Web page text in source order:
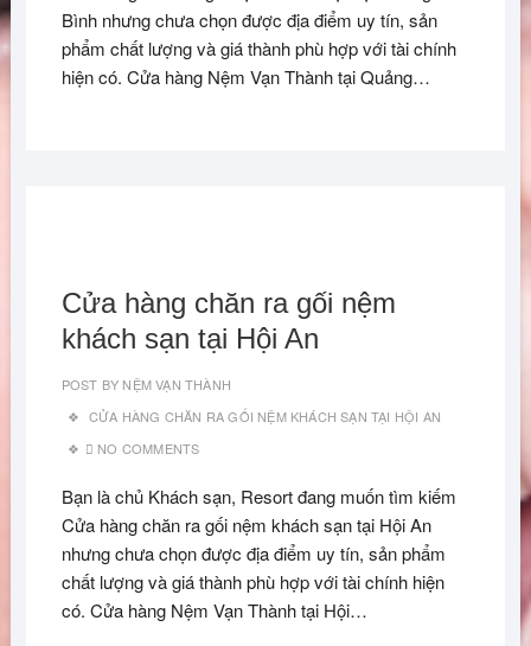
Bình nhưng chưa chọn được địa điểm uy tín, sản
phẩm chất lượng và giá thành phù hợp với tài chính
hiện có. Cửa hàng Nệm Vạn Thành tại Quảng…
Cửa hàng chăn ra gối nệm
khách sạn tại Hội An
POST BY NỆM VẠN THÀNH
CỬA HÀNG CHĂN RA GỐI NỆM KHÁCH SẠN TẠI HỘI AN
NO COMMENTS
Bạn là chủ Khách sạn, Resort đang muốn tìm kiếm
Cửa hàng chăn ra gối nệm khách sạn tại Hội An
nhưng chưa chọn được địa điểm uy tín, sản phẩm
chất lượng và giá thành phù hợp với tài chính hiện
có. Cửa hàng Nệm Vạn Thành tại Hội…